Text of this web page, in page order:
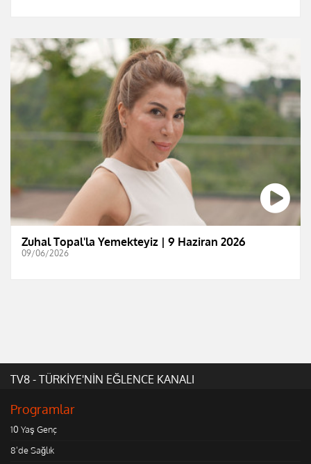
Zuhal Topal'la Yemekteyiz | 9 Haziran 2026
09/06/2026
TV8 - TÜRKİYE'NİN EĞLENCE KANALI
Programlar
10 Yaş Genç
8'de Sağlık